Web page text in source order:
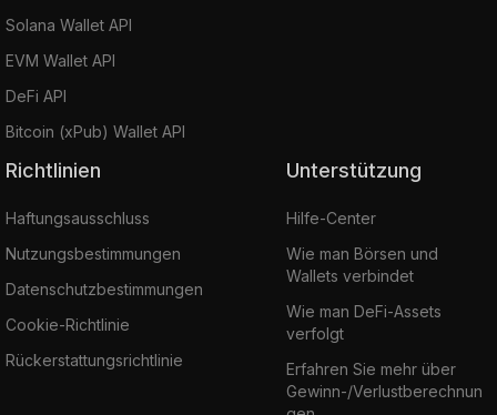
Solana Wallet API
EVM Wallet API
DeFi API
Bitcoin (xPub) Wallet API
Richtlinien
Haftungsausschluss
Nutzungsbestimmungen
Datenschutzbestimmungen
Cookie-Richtlinie
Rückerstattungsrichtlinie
Unterstützung
Hilfe-Center
Wie man Börsen und
Wallets verbindet
Wie man DeFi-Assets
verfolgt
Erfahren Sie mehr über
Gewinn-/Verlustberechnun